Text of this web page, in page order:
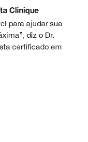
Clinique
para ajudar sua
diz o Dr.
certificado em